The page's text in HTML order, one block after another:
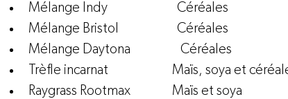
Mélange Indy                         Céréales
Mélange Bristol                     Céréales
Mélange Daytona                  Céréales
Trèfle incarnat                       Maïs, soya et
Raygrass Rootmax               Maïs et soya